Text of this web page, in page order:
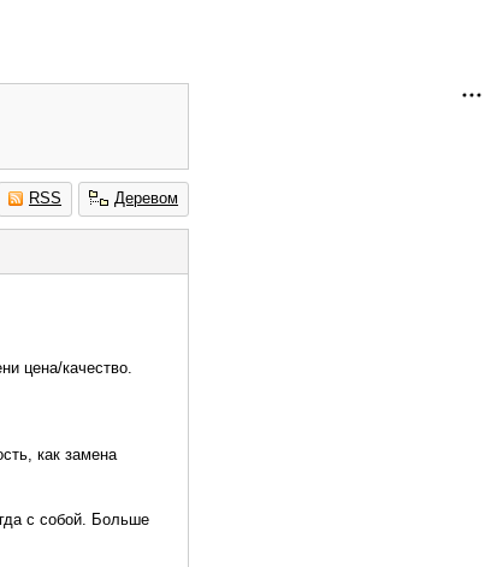
RSS Деревом
цена/качество.
как замена
с собой. Больше